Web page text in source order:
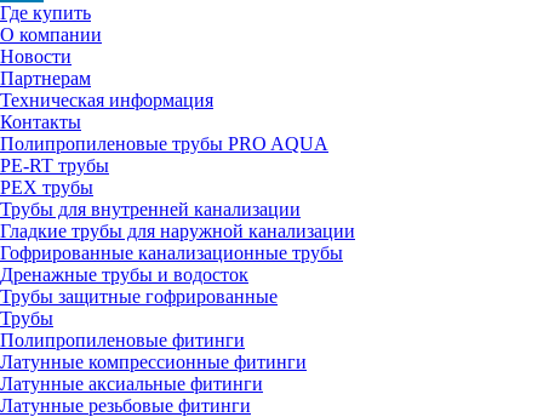
Где купить
О компании
Новости
Партнерам
Техническая информация
Контакты
Полипропиленовые трубы PRO AQUA
PE-RT трубы
PEX трубы
Трубы для внутренней канализации
Гладкие трубы для наружной канализации
Гофрированные канализационные трубы
Дренажные трубы и водосток
Трубы защитные гофрированные
Трубы
Полипропиленовые фитинги
Латунные компрессионные фитинги
Латунные аксиальные фитинги
Латунные резьбовые фитинги